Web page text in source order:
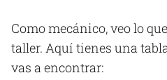
Como mecánico, veo lo
taller. Aquí tienes una
vas a encontrar: